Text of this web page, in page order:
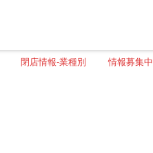
閉店情報-業種別 情報募集中